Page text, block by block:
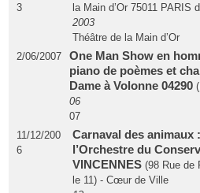
3
la Main d’Or 75011 PARIS
2003
Théâtre de la Main d’Or
2/06/2007
One Man Show en
piano de poèmes et
Dame à Volonne 04290
06
07
11/12/200
6
Carnaval des animaux
l’Orchestre du
VINCENNES (98 Rue de
le 11) - Cœur de Ville